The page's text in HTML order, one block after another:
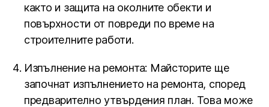
както и защита на околните обекти и
повърхности от повреди по време на
строителните работи.
Изпълнение на ремонта: Майсторите ще
започнат изпълнението на ремонта, според
предварително утвърдения план. Това може